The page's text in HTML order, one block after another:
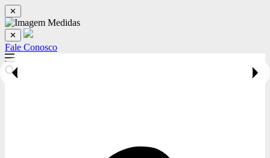
✕
✕
Fale Conosco